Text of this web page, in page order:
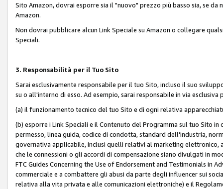
Sito Amazon, dovrai esporre sia il "nuovo" prezzo più basso sia, se
Amazon.
Non dovrai pubblicare alcun Link Speciale su Amazon o collegare
Speciali.
3. Responsabilità per il Tuo Sito
Sarai esclusivamente responsabile per il tuo Sito, incluso il suo
su o all'interno di esso. Ad esempio, sarai responsabile in via esclusiva
(a) il funzionamento tecnico del tuo Sito e di ogni relativa
(b) esporre i Link Speciali e il Contenuto del Programma sul tuo Sito in
permesso, linea guida, codice di condotta, standard dell'industria,
governativa applicabile, inclusi quelli relativi al marketing
che le connessioni o gli accordi di compensazione siano divulgati in
FTC Guides Concerning the Use of Endorsement and Testimonials in
commerciale e a combattere gli abusi da parte degli influencer sui
relativa alla vita privata e alle comunicazioni elettroniche) e il